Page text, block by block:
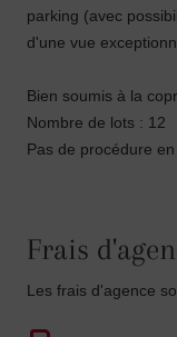
parking (avec
d'une vue
Bien soumis à la
Nombre de lots : 12
Pas de procédure
Frais
Les frais d'agence